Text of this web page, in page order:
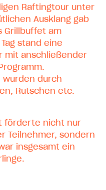
Raftingtour unter
Ausklang gab
Grillbuffet am
stand eine
mit anschließender
wurden durch
Rutschen etc.
förderte nicht nur
Teilnehmer, sondern
insgesamt ein